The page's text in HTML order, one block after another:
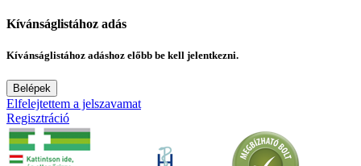
Kívánságlistához adás
Kívánságlistához adáshoz előbb be kell jelentkezni.
Belépek
Elfelejtettem a jelszavamat
Regisztráció